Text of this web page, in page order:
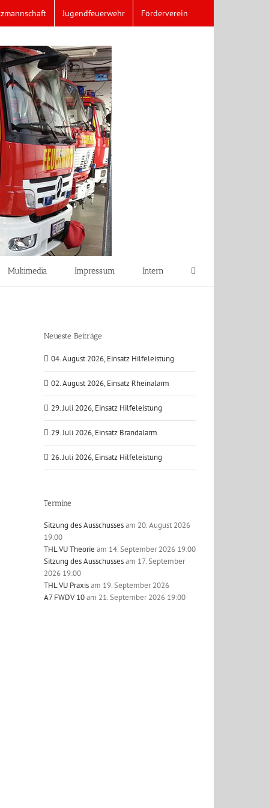
Jugendfeuerwehr Förderverein
Multimedia Impressum Intern
Neueste Beiträge
04. August 2026, Einsatz Hilfeleistung
02. August 2026, Einsatz Rheinalarm
29. Juli 2026, Einsatz Hilfeleistung
29. Juli 2026, Einsatz Brandalarm
26. Juli 2026, Einsatz Hilfeleistung
Termine
Sitzung des Ausschussesam 20. August 2026
19:00
THL VU Theorie am 14. September 2026 19:00
Sitzung des Ausschussesam 17. September
2026 19:00
THL VU Praxisam 19. September 2026
A7 FWDV 10am 21. September 2026 19:00